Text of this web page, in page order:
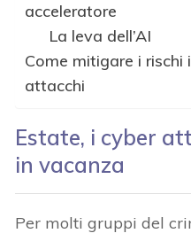
acceleratore
La leva dell’AI
Come mitigare i
attacchi
Estate, i cyber
in vacanza
Per molti gruppi del